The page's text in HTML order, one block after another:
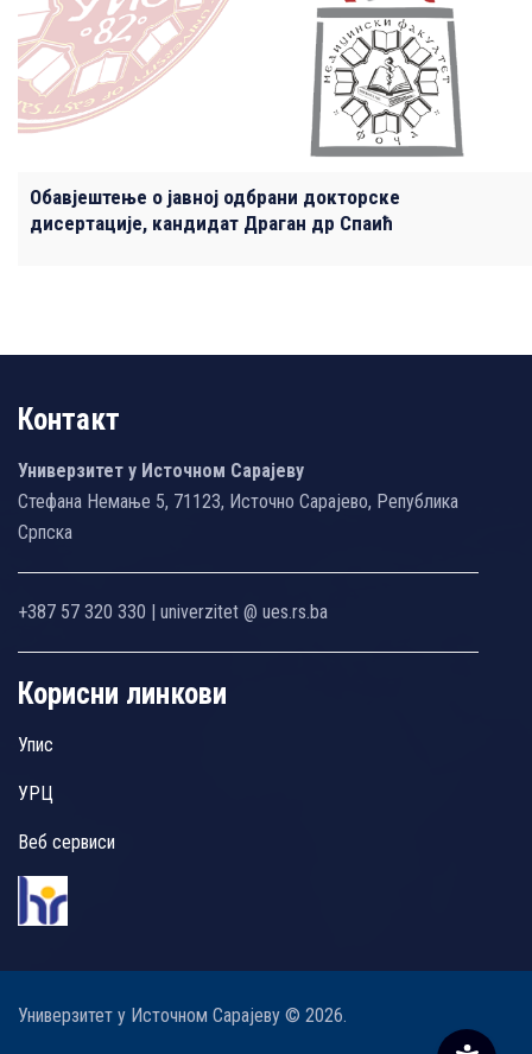
Обавјештење о јавној одбрани докторске
дисертације, кандидат Драган др Спаић
Контакт
Универзитет у Источном Сарајеву
Стефана Немање 5, 71123, Источно Сарајево, Република
Српска
+387 57 320 330 | univerzitet @ ues.rs.ba
Корисни линкови
Упис
УРЦ
Веб сервиси
Универзитет у Источном Сарајеву © 2026.